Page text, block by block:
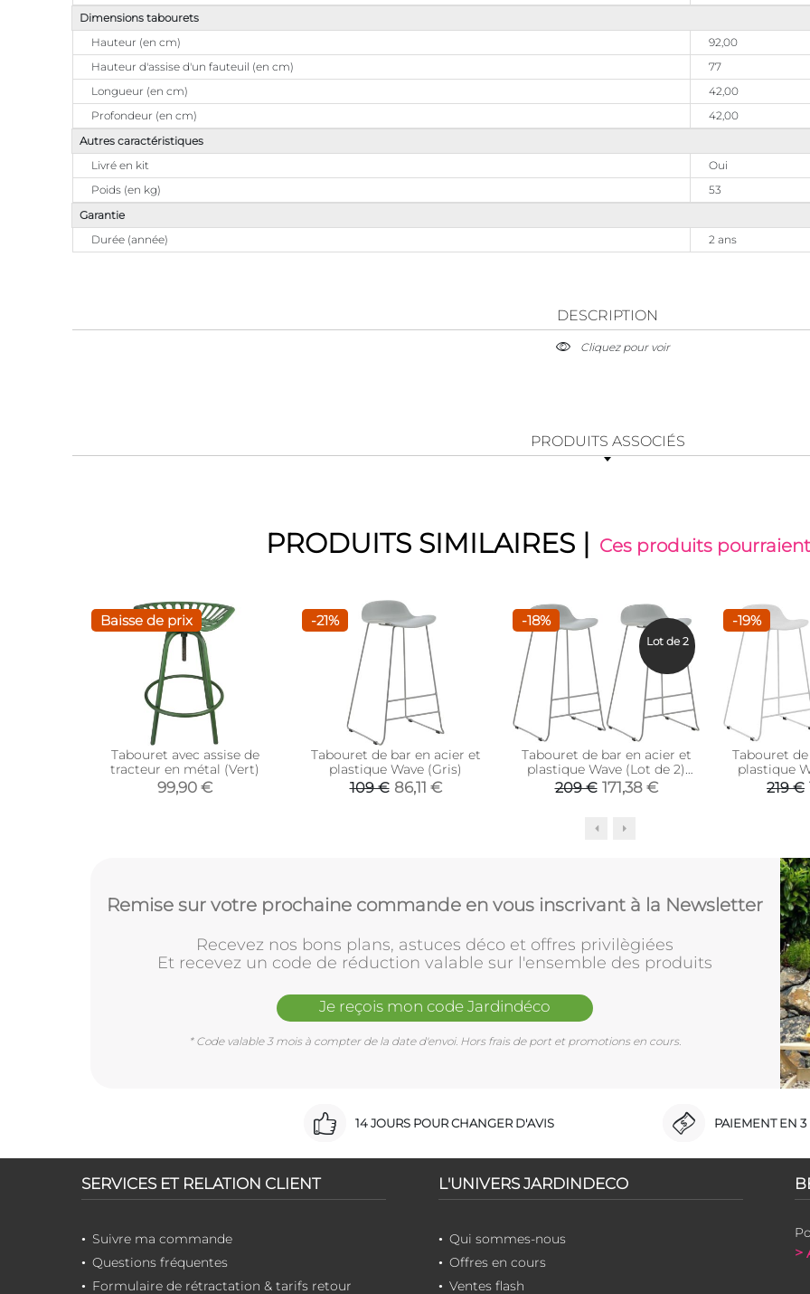
Dimensions tabourets
Hauteur (en cm)
92,00
Hauteur d'assise d'un fauteuil (en cm)
77
Longueur (en cm)
42,00
Profondeur (en cm)
42,00
Autres caractéristiques
Livré en kit
Oui
Poids (en kg)
53
Garantie
Durée (année)
2 ans
DESCRIPTION
Cliquez pour voir
PRODUITS ASSOCIÉS
PRODUITS SIMILAIRES | Ces produits
Baisse de prix
Tabouret avec assise de
tracteur en métal (Vert)
99,90 €
-21%
Tabouret de bar en acier et
plastique Wave (Gris)
109 € 86,11 €
-18%
Tabouret de bar en acier et
plastique Wave (Lot de 2)
(Gris)
209 € 171,38 €
Lot de 2
-19%
Tabouret
plastique
219 €
Remise sur votre prochaine commande en vous inscrivant à la Newsletter
Recevez nos bons plans, astuces déco et offres privilègiées
Et recevez un code de réduction valable sur l'ensemble des produits
Je reçois mon code Jardindéco
* Code valable 3 mois à compter de la date d'envoi. Hors frais de port et promotions en cours.
14 JOURS POUR CHANGER D'AVIS PAIEMENT EN 3
SERVICES ET RELATION CLIENT
Suivre ma commande
Questions fréquentes
Formulaire de rétractation & tarifs retour
L'UNIVERS JARDINDECO
Qui sommes-nous
Offres en cours
Ventes flash
>